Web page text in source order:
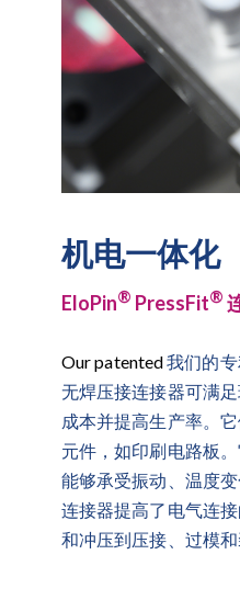
机电一体化
EloPin® PressFit®
Our patented我们的
无焊压接连接器可满
成本并提高生产率。
元件，如印刷电路板
能够承受振动、温度
连接器提高了电气连
和冲压到压接、过模和